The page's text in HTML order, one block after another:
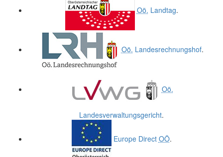
Oö. Landtag.
Oö. Landesrechnungshof.
Oö.
Landesverwaltungsgericht.
Europe Direct OÖ.